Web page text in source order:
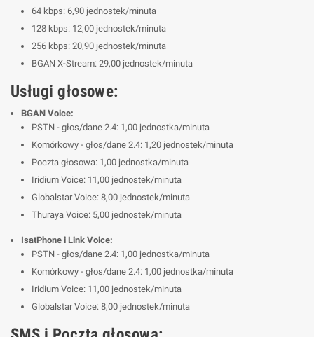
64 kbps: 6,90 jednostek/minuta
128 kbps: 12,00 jednostek/minuta
256 kbps: 20,90 jednostek/minuta
BGAN X-Stream: 29,00 jednostek/minuta
Usługi głosowe:
BGAN Voice:
PSTN - głos/dane 2.4: 1,00 jednostka/minuta
Komórkowy - głos/dane 2.4: 1,20 jednostek/minuta
Poczta głosowa: 1,00 jednostka/minuta
Iridium Voice: 11,00 jednostek/minuta
Globalstar Voice: 8,00 jednostek/minuta
Thuraya Voice: 5,00 jednostek/minuta
IsatPhone i Link Voice:
PSTN - głos/dane 2.4: 1,00 jednostka/minuta
Komórkowy - głos/dane 2.4: 1,00 jednostka/minuta
Iridium Voice: 11,00 jednostek/minuta
Globalstar Voice: 8,00 jednostek/minuta